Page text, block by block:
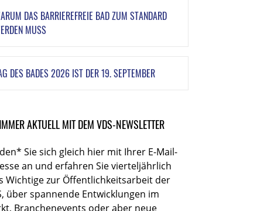
DAS BARRIEREFREIE BAD ZUM STANDARD
MUSS
DES BADES 2026 IST DER 19. SEPTEMBER
IMMER AKTUELL MIT DEM VDS-NEWSLETTER
Sie sich gleich hier mit Ihrer E-Mail-
an und erfahren Sie vierteljährlich
Wichtige zur Öffentlichkeitsarbeit der
über spannende Entwicklungen im
Branchenevents oder aber neue